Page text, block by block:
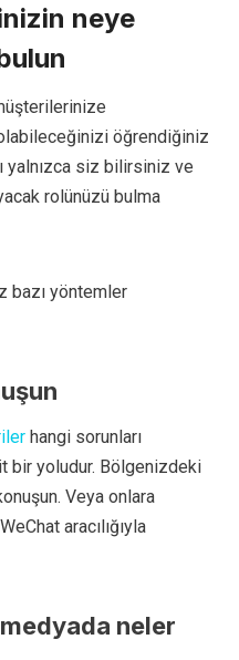
neye
öğrendiğiniz
yalnızca siz bilirsiniz ve
rolünüzü bulma
bazı yöntemler
hangi sorunları
bir yoludur. Bölgenizdeki
Veya onlara
aracılığıyla
neler